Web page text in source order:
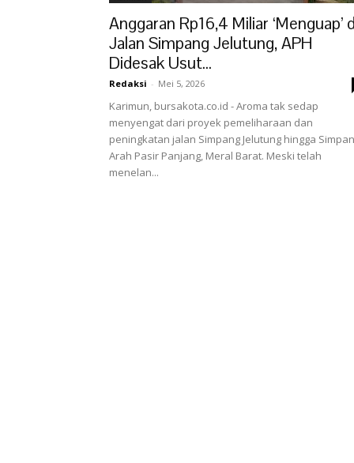
Anggaran Rp16,4 Miliar ‘Menguap’
Jalan Simpang Jelutung, APH
Didesak Usut...
Redaksi - Mei 5, 2026
Karimun, bursakota.co.id - Aroma tak sedap
menyengat dari proyek pemeliharaan dan
peningkatan jalan Simpang Jelutung hingga
Arah Pasir Panjang, Meral Barat. Meski telah
menelan...